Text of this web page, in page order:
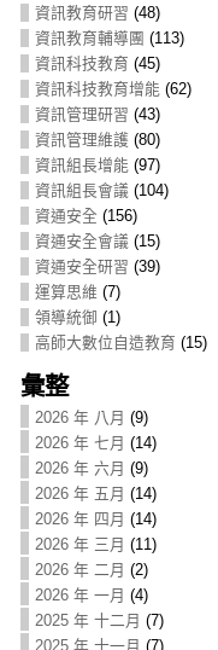
資訊教育研習 (48)
資訊教育輔導團 (113)
資訊科技教育 (45)
資訊科技教育增能(62)
資訊管理研習 (43)
資訊管理維護(80)
資訊組長增能(97)
資訊組長會議 (104)
資通安全 (156)
資通安全會議 (15)
資通安全研習 (39)
運算思維 (7)
領導統御 (1)
高師大數位自造教育 (15)
彙整
2026 年 八月 (9)
2026 年 七月 (14)
2026 年 六月 (9)
2026 年 五月 (14)
2026 年 四月 (14)
2026 年 三月 (11)
2026 年 二月 (2)
2026 年 一月 (4)
2025 年 十二月 (7)
2025 年 十一月 (7)